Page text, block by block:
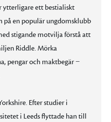
ett bestialiskt
på en populär ungdomsklubb
stigande motvilja förstå att
Riddle. Mörka
pengar och maktbegär −
Efter studier i
i Leeds flyttade han till